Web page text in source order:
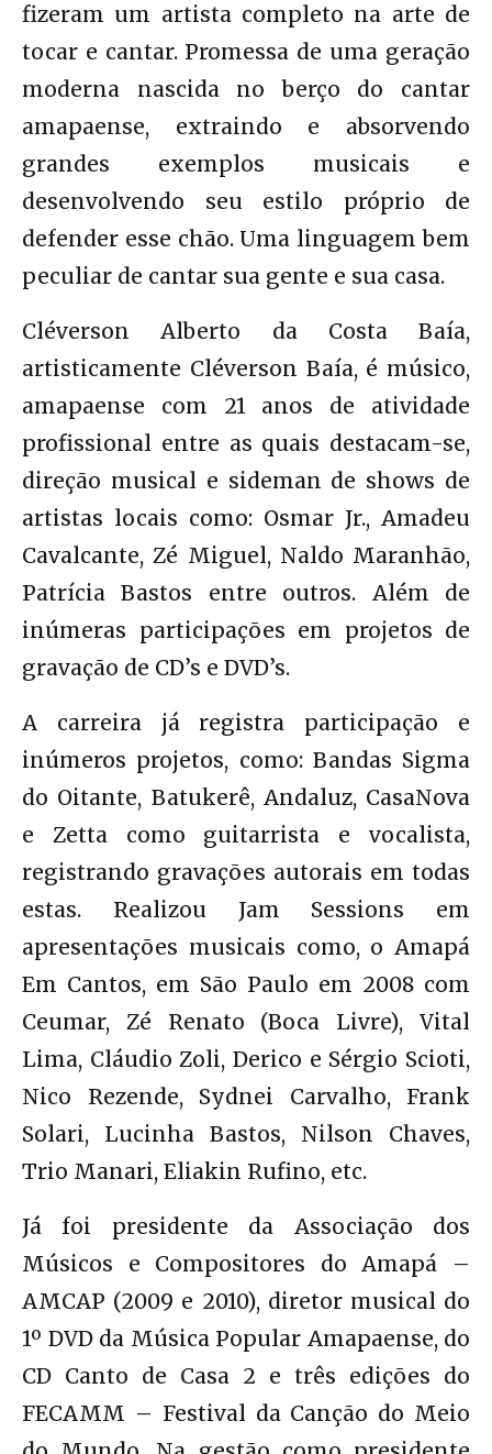
fizeram um artista completo na arte de
tocar e cantar. Promessa de uma geração
moderna nascida no berço do cantar
amapaense, extraindo e absorvendo
grandes exemplos musicais e
desenvolvendo seu estilo próprio de
defender esse chão. Uma linguagem bem
peculiar de cantar sua gente e sua casa.
Cléverson Alberto da Costa Baía,
artisticamente Cléverson Baía, é músico,
amapaense com 21 anos de atividade
profissional entre as quais destacam-se,
direção musical e sideman de shows de
artistas locais como: Osmar Jr., Amadeu
Cavalcante, Zé Miguel, Naldo Maranhão,
Patrícia Bastos entre outros. Além de
inúmeras participações em projetos de
gravação de CD’s e DVD’s.
A carreira já registra participação e
inúmeros projetos, como: Bandas Sigma
do Oitante, Batukerê, Andaluz, CasaNova
e Zetta como guitarrista e vocalista,
registrando gravações autorais em todas
estas. Realizou Jam Sessions em
apresentações musicais como, o Amapá
Em Cantos, em São Paulo em 2008 com
Ceumar, Zé Renato (Boca Livre), Vital
Lima, Cláudio Zoli, Derico e Sérgio Scioti,
Nico Rezende, Sydnei Carvalho, Frank
Solari, Lucinha Bastos, Nilson Chaves,
Trio Manari, Eliakin Rufino, etc.
Já foi presidente da Associação dos
Músicos e Compositores do Amapá –
AMCAP (2009 e 2010), diretor musical do
1º DVD da Música Popular Amapaense, do
CD Canto de Casa 2 e três edições do
FECAMM – Festival da Canção do Meio